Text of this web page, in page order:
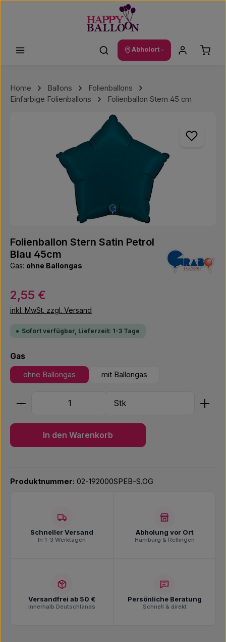
Abholort
Home Ballons
Folienballons
Einfarbige Folienballons
Folienballon Stern 45 cm
Folienballon Stern Satin Petrol
Blau 45cm
Gas: ohne Ballongas
Regulärer Preis:
2,55 €
inkl. MwSt. zzgl. Versand
Sofort verfügbar, Lieferzeit: 1-3 Tage
Gasauswählen
ohne Ballongas mit Ballongas
Produkt Anzahl: Gib den gewünschten Wert ein
Stk
In den Warenkorb
Produktnummer: 02-192000SPEB-S.OG
Schneller Versand
In 1–3 Werktagen
Abholung vor Ort
Hamburg & Rellingen
Versandfrei ab 50 €
Innerhalb Deutschlands
Persönliche Beratung
Schnell & direkt